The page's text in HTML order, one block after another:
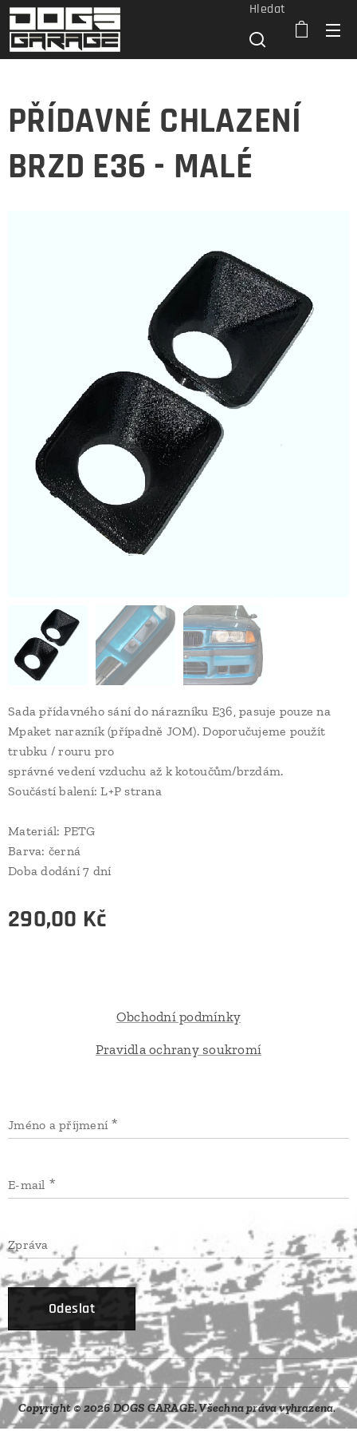
Hledat
PŘÍDAVNÉ CHLAZENÍ
BRZD E36 - MALÉ
Sada přídavného sání do nárazníku E36, pasuje pouze na
Mpaket narazník (případně JOM). Doporučujeme použít
trubku / rouru pro
správné vedení vzduchu až k kotoučům/brzdám.
Součástí balení: L+P strana
Materiál: PETG
Barva: černá
Doba dodání 7 dní
290,00 Kč
Obchodní podmínky
Pravidla ochrany soukromí
Jméno a příjmení
E-mail
Zpráva
Odeslat
Copyright © 2026 DOGS GARAGE. Všechna práva vyhrazena.